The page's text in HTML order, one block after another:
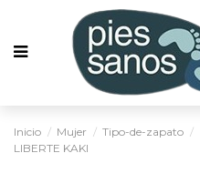
Inicio Mujer Tipo-de-zapato
LIBERTE KAKI